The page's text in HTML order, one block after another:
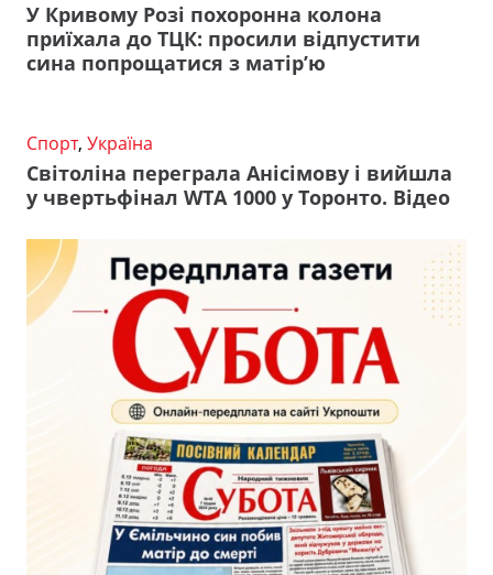
У Кривому Розі похоронна колона
приїхала до ТЦК: просили відпустити
сина попрощатися з матір’ю
Спорт, Україна
Світоліна переграла Анісімову і вийшла
у чвертьфінал WTA 1000 у Торонто. Відео